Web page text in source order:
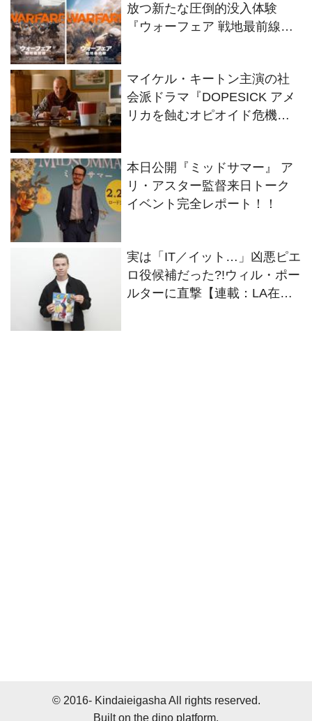
放つ新たな圧倒的没入体験
『ウォーフェア 戦地最前線』
マイケル・キートン主演の社
会派ドラマ『DOPESICK アメ
リカを蝕むオピオイド危機』
本日公開『ミッドサマー』 ア
リ・アスター監督来日トーク
イベント完全レポート！！
実は「IT／イット…」凶悪ピエ
ロ役候補だった?!ウィル・ポー
ルターに直撃【連載：LA在住
© 2016- Kindaieigasha All rights reserved.
Built on the dino platform.